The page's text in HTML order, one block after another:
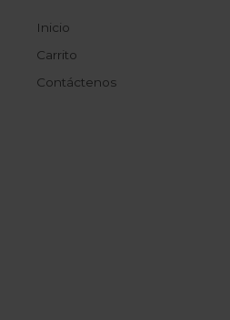
Inicio
Carrito
Contáctenos